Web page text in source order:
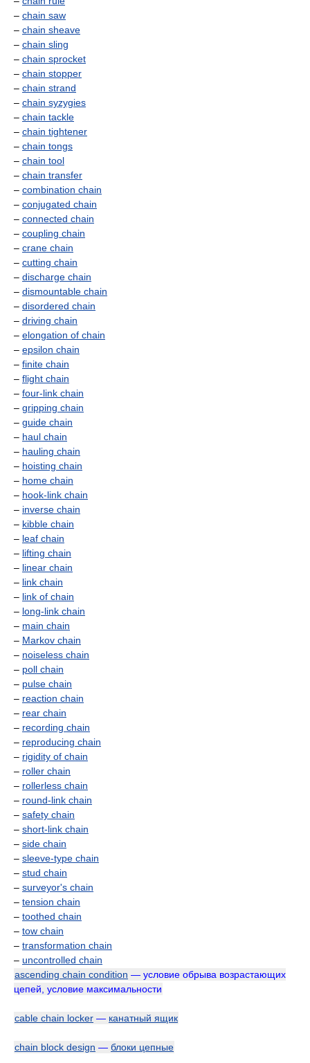
– chain saw
– chain sheave
– chain sling
– chain sprocket
– chain stopper
– chain strand
– chain syzygies
– chain tackle
– chain tightener
– chain tongs
– chain tool
– chain transfer
– combination chain
– conjugated chain
– connected chain
– coupling chain
– crane chain
– cutting chain
– discharge chain
– dismountable chain
– disordered chain
– driving chain
– elongation of chain
– epsilon chain
– finite chain
– flight chain
– four-link chain
– gripping chain
– guide chain
– haul chain
– hauling chain
– hoisting chain
– home chain
– hook-link chain
– inverse chain
– kibble chain
– leaf chain
– lifting chain
– linear chain
– link chain
– link of chain
– long-link chain
– main chain
– Markov chain
– noiseless chain
– poll chain
– pulse chain
– reaction chain
– rear chain
– recording chain
– reproducing chain
– rigidity of chain
– roller chain
– rollerless chain
– round-link chain
– safety chain
– short-link chain
– side chain
– sleeve-type chain
– stud chain
– surveyor's chain
– tension chain
– toothed chain
– tow chain
– transformation chain
– uncontrolled chain
ascending chain condition — условие обрыва возрастающих
цепей, условие максимальности
cable chain locker — канатный ящик
chain block design — блоки цепные